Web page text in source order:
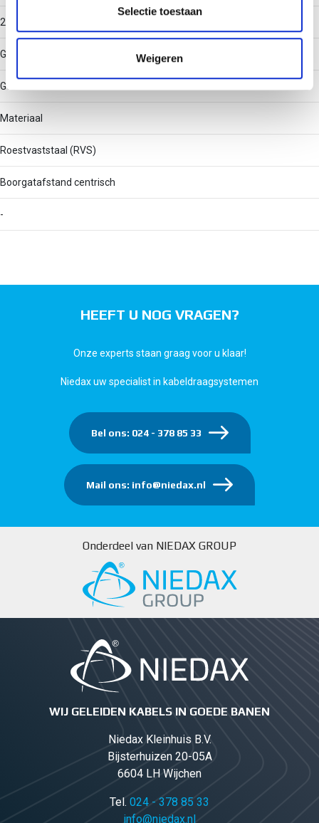
partners kunnen deze gegevens combineren met andere
informatie die u aan ze heeft verstrekt of die ze hebben
verzameld op basis van uw gebruik van hun services.
Selectie toestaan
Weigeren
2000
Gatvorm
Geen
Materiaal
Roestvaststaal (RVS)
Boorgatafstand centrisch
-
HEEFT U NOG VRAGEN?
Onze experts staan graag voor u klaar!
Niedax uw specialist in kabeldraagsystemen
Bel ons: 024 - 378 85 33
Mail ons: info@niedax.nl
Onderdeel van NIEDAX GROUP
WIJ GELEIDEN KABELS IN GOEDE BANEN
Niedax Kleinhuis B.V.
Bijsterhuizen 20-05A
6604 LH Wijchen
Tel. 024 - 378 85 33
info@niedax.nl